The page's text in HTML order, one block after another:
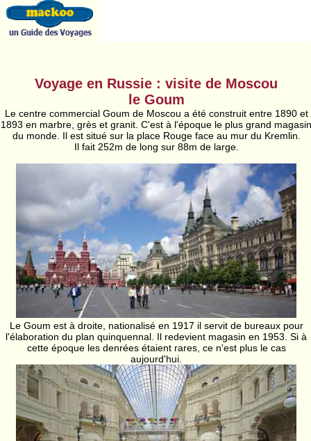
Voyage en Russie : visite de Moscou
le Goum
Le centre commercial Goum de Moscou a été construit entre 1890 et
1893 en marbre, grès et granit. C'est à l'époque le plus grand magasin
du monde. Il est situé sur la place Rouge face au mur du Kremlin.
Il fait 252m de long sur 88m de large.
Le Goum est à droite, nationalisé en 1917 il servit de bureaux pour
l'élaboration du plan quinquennal. Il redevient magasin en 1953. Si à
cette époque les denrées étaient rares, ce n'est plus le cas
aujourd'hui.